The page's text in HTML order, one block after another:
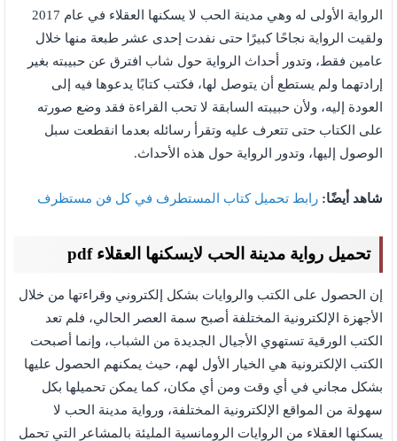
الرواية الأولى له وهي مدينة الحب لا يسكنها العقلاء في عام 2017
ولقيت الرواية نجاحًا كبيرًا حتى نفدت إحدى عشر طبعة منها خلال
عامين فقط، وتدور أحداث الرواية حول شاب افترق عن حبيبته بغير
إرادتهما ولم يستطع أن يتوصل لها، فكتب كتابًا يدعوها فيه إلى
العودة إليه، ولأن حبيبته السابقة لا تحب القراءة فقد وضع صورته
على الكتاب حتى تتعرف عليه وتقرأ رسائله بعدما انقطعت سبل
الوصول إليها، وتدور الرواية حول هذه الأحداث.
شاهد أيضًا: رابط تحميل كتاب المستطرف في كل فن مستظرف
تحميل رواية مدينة الحب لايسكنها العقلاء pdf
إن الحصول على الكتب والروايات بشكل إلكتروني وقراءتها من خلال
الأجهزة الإلكترونية المختلفة أصبح سمة العصر الحالي، فلم تعد
الكتب الورقية تستهوي الأجيال الجديدة من الشباب، وإنما أصبحت
الكتب الإلكترونية هي الخيار الأول لهم، حيث يمكنهم الحصول عليها
بشكل مجاني في أي وقت ومن أي مكان، كما يمكن تحميلها بكل
سهولة من المواقع الإلكترونية المختلفة، ورواية مدينة الحب لا
يسكنها العقلاء من الروايات الرومانسية المليئة بالمشاعر التي تحمل